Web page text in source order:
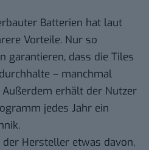
Batterien hat laut
Vorteile. Nur so
garantieren, dass die Tiles
– manchmal
erhält der Nutzer
jedes Jahr ein
Hersteller etwas davon,